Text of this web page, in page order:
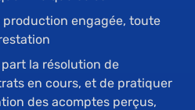
engagée, toute
la résolution de
en cours, et de pratiquer
des acomptes perçus,